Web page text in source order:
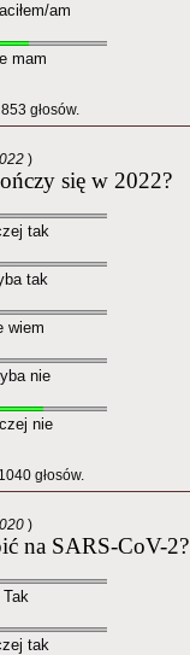
am
mam
głosów.
)
się w 2022?
tak
tak
wiem
nie
nie
głosów.
)
na SARS-CoV-2?
tak